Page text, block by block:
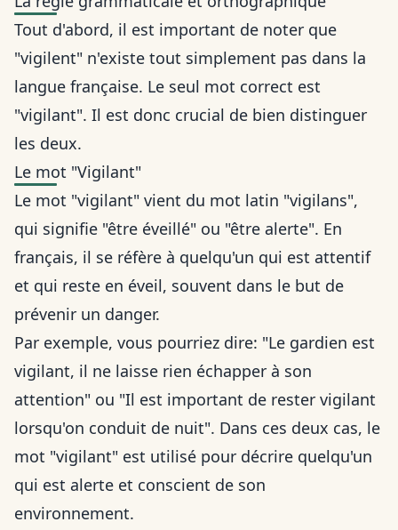
Tout d'abord, il est important de noter que
"vigilent" n'existe tout simplement pas dans la
langue française. Le seul mot correct est
"vigilant". Il est donc crucial de bien distinguer
les deux.
Le mot "Vigilant"
Le mot "vigilant" vient du mot latin "vigilans",
qui signifie "être éveillé" ou "être alerte". En
français, il se réfère à quelqu'un qui est attentif
et qui reste en éveil, souvent dans le but de
prévenir un danger.
Par exemple, vous pourriez dire: "Le gardien est
vigilant, il ne laisse rien échapper à son
attention" ou "Il est important de rester vigilant
lorsqu'on conduit de nuit". Dans ces deux cas, le
mot "vigilant" est utilisé pour décrire quelqu'un
qui est alerte et conscient de son
environnement.